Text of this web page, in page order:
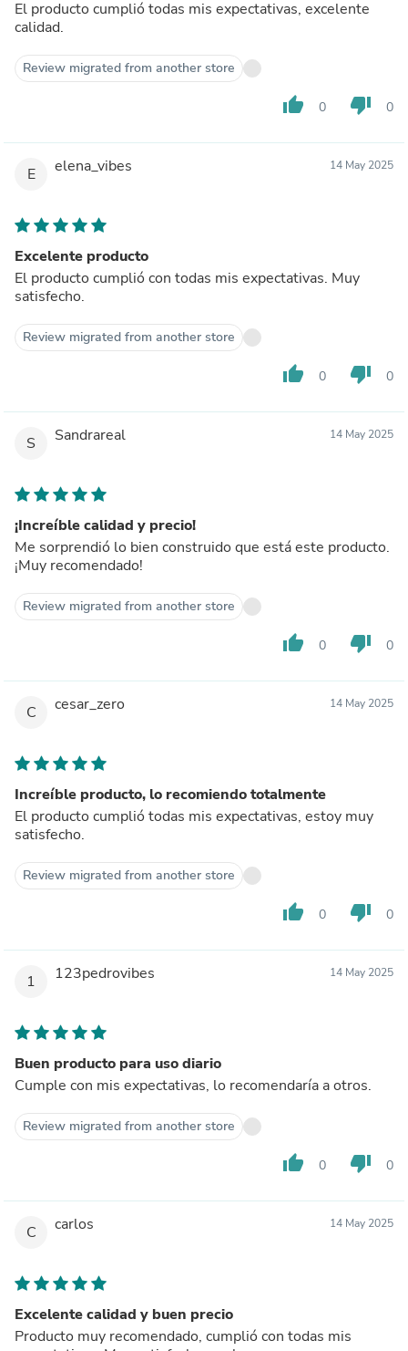
El producto cumplió todas mis expectativas, excelente
calidad.
Review migrated from another store
thumb_up 0 thumb_down 0
E elena_vibes 14 May 2025
Excelente producto
El producto cumplió con todas mis expectativas. Muy
satisfecho.
Review migrated from another store
thumb_up 0 thumb_down 0
S Sandrareal 14 May 2025
¡Increíble calidad y precio!
Me sorprendió lo bien construido que está este producto.
¡Muy recomendado!
Review migrated from another store
thumb_up 0 thumb_down 0
C cesar_zero 14 May 2025
Increíble producto, lo recomiendo totalmente
El producto cumplió todas mis expectativas, estoy muy
satisfecho.
Review migrated from another store
thumb_up 0 thumb_down 0
1 123pedrovibes 14 May 2025
Buen producto para uso diario
Cumple con mis expectativas, lo recomendaría a otros.
Review migrated from another store
thumb_up 0 thumb_down 0
C carlos 14 May 2025
Excelente calidad y buen precio
Producto muy recomendado, cumplió con todas mis